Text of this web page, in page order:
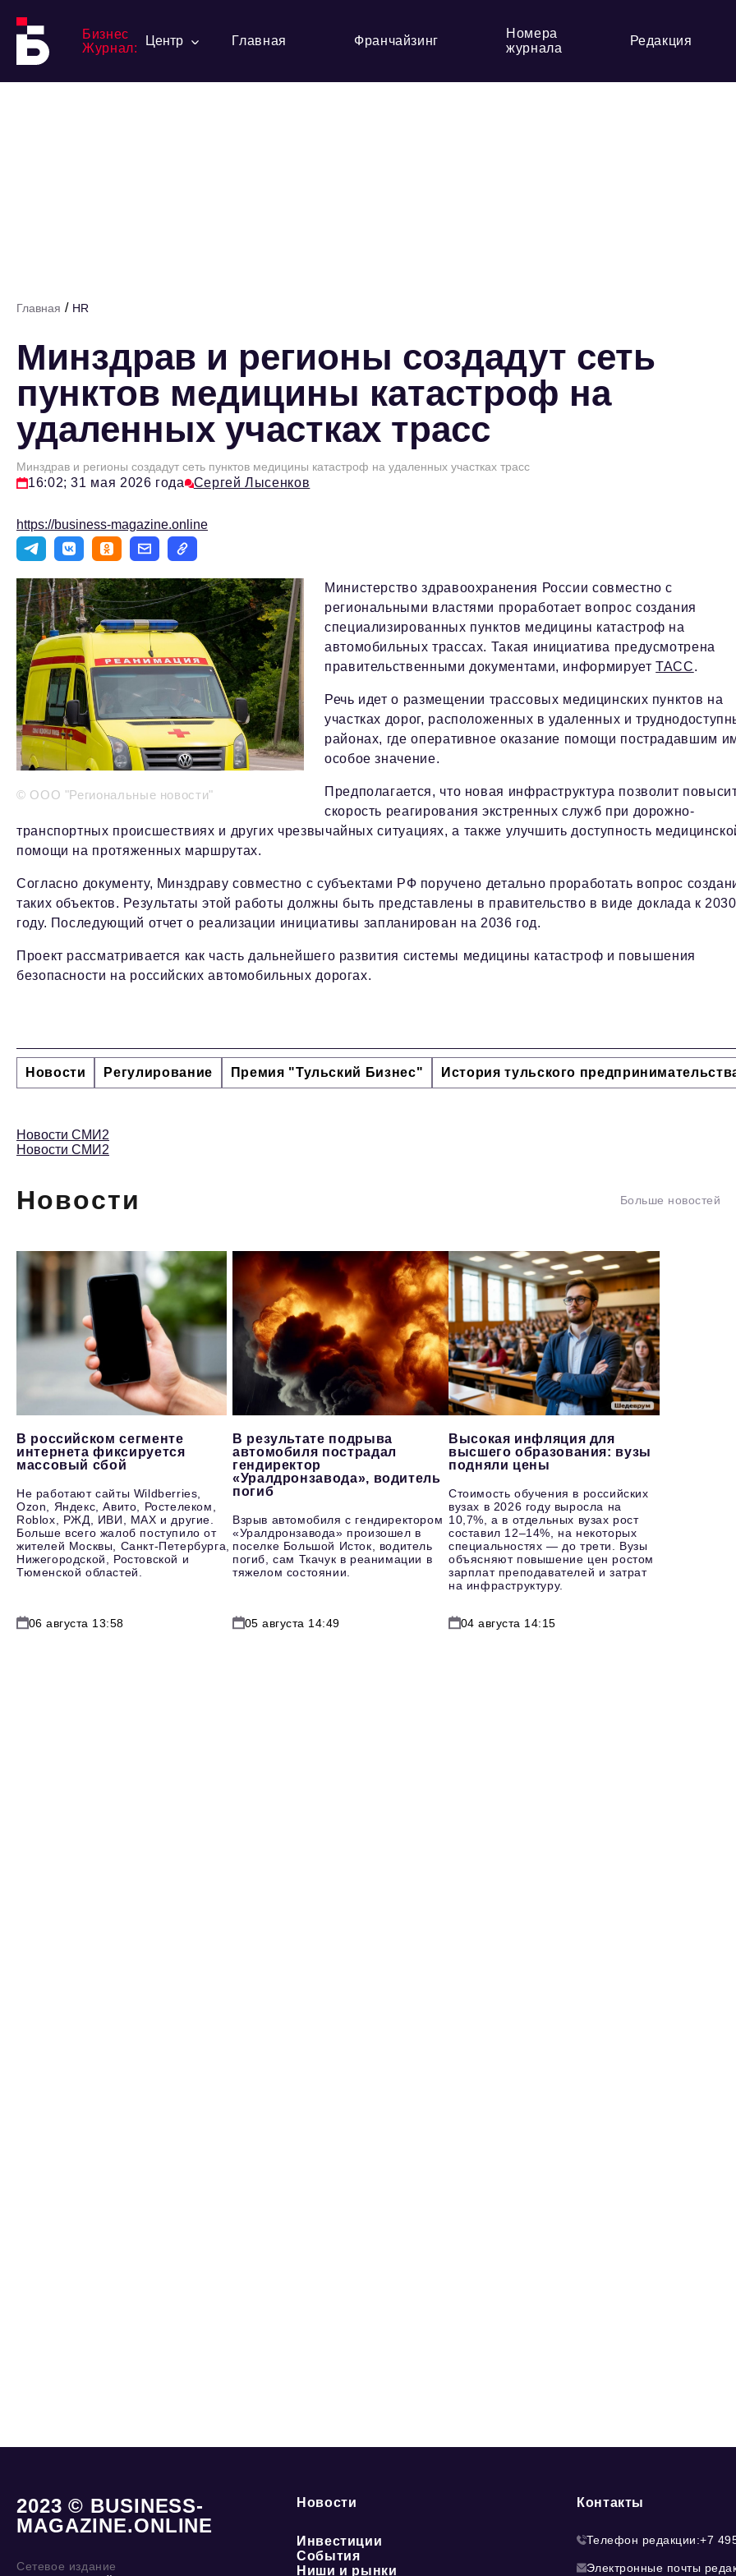
Бизнес
Журнал:
Центр Главная Франчайзинг
Номера
журнала
Редакция
Главная / HR
Минздрав и регионы создадут сеть
пунктов медицины катастроф на
удаленных участках трасс
Минздрав и регионы создадут сеть пунктов медицины катастроф на удаленных участках трасс
16:02; 31 мая 2026 года Сергей Лысенков
https://business-magazine.online
© ООО "Региональные новости"
Министерство здравоохранения России совместно с
региональными властями проработает вопрос создания
специализированных пунктов медицины катастроф на
автомобильных трассах. Такая инициатива предусмотрена
правительственными документами, информируетТАСС.
Речь идет о размещении трассовых медицинских пунктов на
участках дорог, расположенных в удаленных и
районах, где оперативное оказание помощи пострадавшим
особое значение.
Предполагается, что новая инфраструктура позволит
скорость реагирования экстренных служб при дорожно-
транспортных происшествиях и других чрезвычайных ситуациях, а также улучшить доступность
помощи на протяженных маршрутах.
Согласно документу, Минздраву совместно с субъектами РФ поручено детально проработать вопрос
таких объектов. Результаты этой работы должны быть представлены в правительство в виде доклада к 2030
году. Последующий отчет о реализации инициативы запланирован на 2036 год.
Проект рассматривается как часть дальнейшего развития системы медицины катастроф и повышения
безопасности на российских автомобильных дорогах.
Новости Регулирование Премия "Тульский Бизнес" История тульского
Новости СМИ2
Новости СМИ2
Новости Больше новостей
В российском сегменте
интернета фиксируется
массовый сбой
Не работают сайты Wildberries,
Ozon, Яндекс, Авито, Ростелеком,
Roblox, РЖД, ИВИ, MAX и другие.
Больше всего жалоб поступило от
жителей Москвы, Санкт-Петербурга,
Нижегородской, Ростовской и
Тюменской областей.
06 августа 13:58
В результате подрыва
автомобиля пострадал
гендиректор
«Уралдронзавода», водитель
погиб
Взрыв автомобиля с гендиректором
«Уралдронзавода» произошел в
поселке Большой Исток, водитель
погиб, сам Ткачук в реанимации в
тяжелом состоянии.
05 августа 14:49
Высокая инфляция для
высшего образования: вузы
подняли цены
Стоимость обучения в российских
вузах в 2026 году выросла на
10,7%, а в отдельных вузах рост
составил 12–14%, на некоторых
специальностях — до трети. Вузы
объясняют повышение цен ростом
зарплат преподавателей и затрат
на инфраструктуру.
04 августа 14:15
2023 © BUSINESS-
MAGAZINE.ONLINE
Сетевое издание
Новости
Инвестиции
События
Ниши и рынки
Контакты
Телефон редакции:+7
Электронные почты